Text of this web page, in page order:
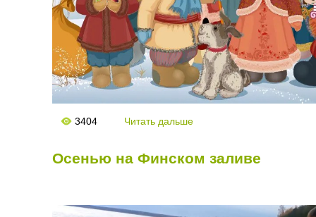
3404 Читать дальше
Осенью на Финском заливе